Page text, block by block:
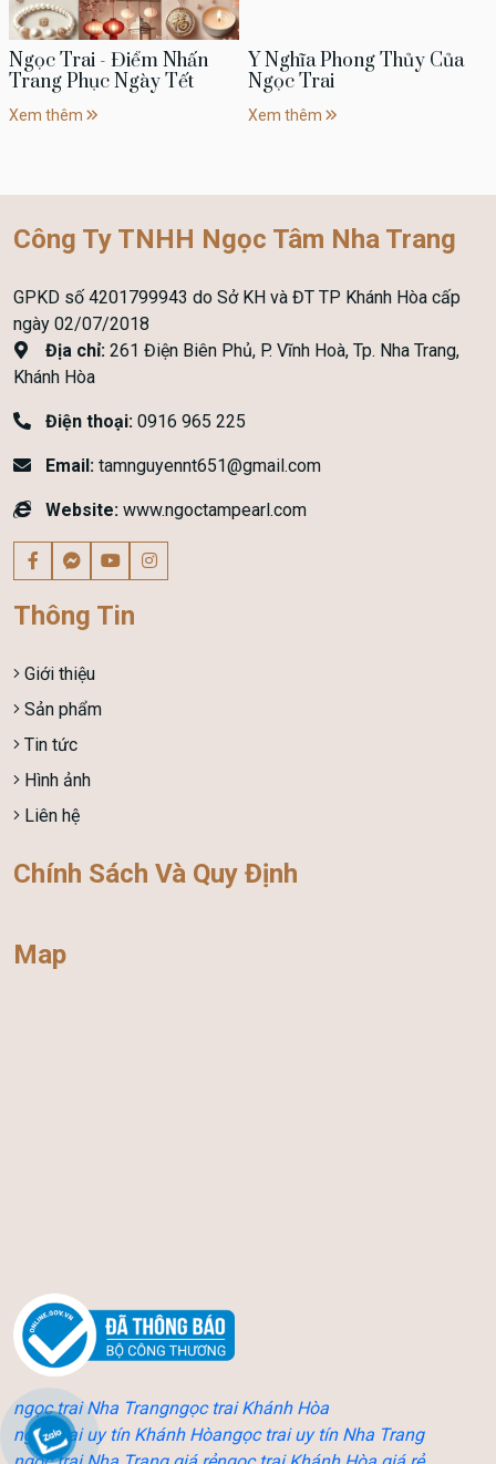
Ngọc Trai - Điểm Nhấn
Trang Phục Ngày Tết
Xem thêm
Ý Nghĩa Phong Thủy Của
Ngọc Trai
Xem thêm
Công Ty TNHH Ngọc Tâm Nha Trang
GPKD số 4201799943 do Sở KH và ĐT TP Khánh Hòa cấp
ngày 02/07/2018
Địa chỉ: 261 Điện Biên Phủ, P. Vĩnh Hoà, Tp. Nha Trang,
Khánh Hòa
Điện thoại: 0916 965 225
Email: tamnguyennt651@gmail.com
Website: www.ngoctampearl.com
Thông Tin
Giới thiệu
Sản phẩm
Tin tức
Hình ảnh
Liên hệ
Chính Sách Và Quy Định
Map
ngọc trai Nha Trangngọc trai Khánh Hòa
ngọc trai uy tín Khánh Hòangọc trai uy tín Nha Trang